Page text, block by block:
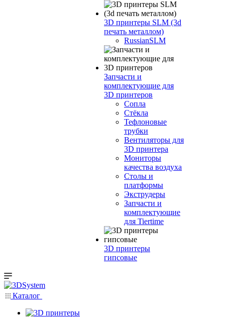
3D принтеры SLM (3d
печать металлом)
RussianSLM
Запчасти и
комплектующие для
3D принтеров
Сопла
Cтёкла
Тефлоновые
трубки
Вентиляторы для
3D принтера
Мониторы
качества воздуха
Столы и
платформы
Экструдеры
Запчасти и
комплектующие
для Tiertime
3D принтеры
гипсовые
Каталог